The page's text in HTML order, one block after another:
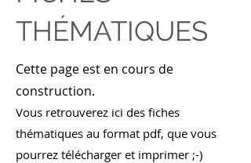
THÉMATIQUES
Cette page est en cours de
construction.
Vous retrouverez ici des fiches
thématiques au format pdf, que vous
pourrez télécharger et imprimer ;-)